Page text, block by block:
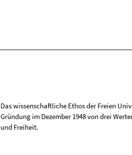
Das wissenschaftliche Ethos der Freien
Gründung im Dezember 1948 von drei
und Freiheit.